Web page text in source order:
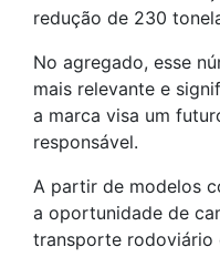
redução de 230
No agregado, esse
mais relevante e
a marca visa um
responsável.
A partir de modelos
a oportunidade de
transporte rodoviário